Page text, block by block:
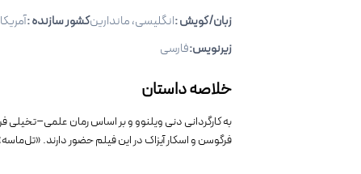
زبان/گویش:انگلیسی، ماندارینکشور سازنده :آمریکا
زیرنویس:فارسی
خلاصه داستان
به کارگردانی دنی ویلنوو و بر اساس رمان علمی‌–تخیلی
فرگوسن و اسکار آیزاک در این فیلم حضور دارند.